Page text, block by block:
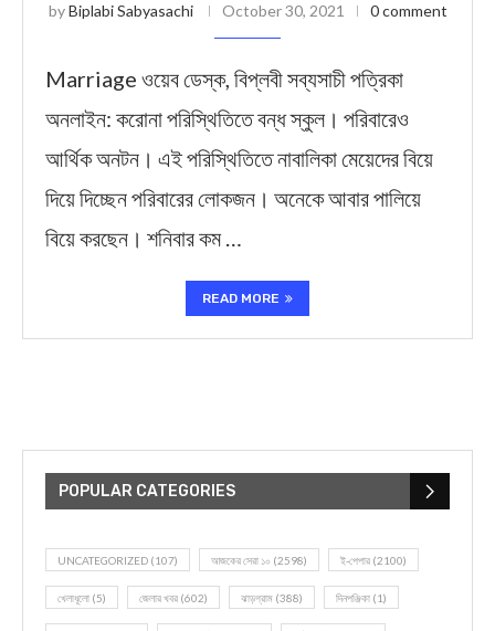
byBiplabi Sabyasachi October 30, 2021 0 comment
Marriage ওয়েব ডেস্ক, বিপ্লবী সব্যসাচী পত্রিক‍া
অনলাইন: করোনা পরিস্থিতিতে বন্ধ স্কুল। পরিবারেও
আর্থিক অনটন। এই পরিস্থিতিতে নাবালিকা মেয়েদের বিয়ে
দিয়ে দিচ্ছেন পরিবারের লোকজন। অনেকে আবার পালিয়ে
বিয়ে করছেন। শনিবার কম …
READ MORE
POPULAR CATEGORIES
UNCATEGORIZED (107) আজকের সেরা ১০ (2598) ই-পেপার (2100)
খেলাধূলো (5) জেলার খবর (602) ঝাড়গ্রাম (388) দিনপঞ্জিকা (1)